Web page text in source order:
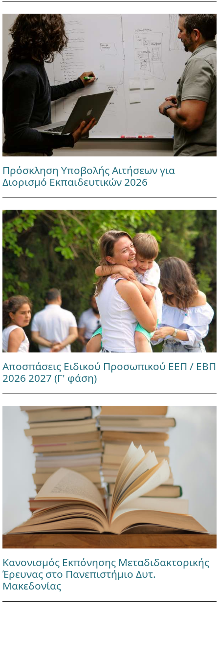
Πρόσκληση Υποβολής Αιτήσεων για
Διορισμό Εκπαιδευτικών 2026
Αποσπάσεις Ειδικού Προσωπικού ΕΕΠ / ΕΒΠ
2026 2027 (Γ' φάση)
Κανονισμός Εκπόνησης Μεταδιδακτορικής
Έρευνας στο Πανεπιστήμιο Δυτ.
Μακεδονίας